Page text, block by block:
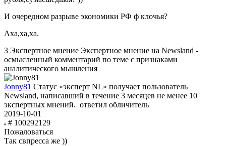
И очередном разрыве экономики РФ ф клочья?
Аха,ха,ха.
3 Экспертное мнение Экспертное мнение на Newsland -
осмысленный комментарий по теме с признаками
аналитического мышления
Jonny81 Статус «эксперт NL» получает пользователь
Newsland, написавший в течение 3 месяцев не менее 10
экспертных мнений. ответил обличитель
2019-10-01
# 100292129
Пожаловаться
Так свпресса же ))